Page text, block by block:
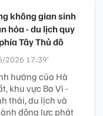
không gian sinh
hóa - du lịch quy
Tây Thủ đô
2026 17:39’
hướng của Hà
khu vực Ba Vì -
thái, du lịch và
động lực phát